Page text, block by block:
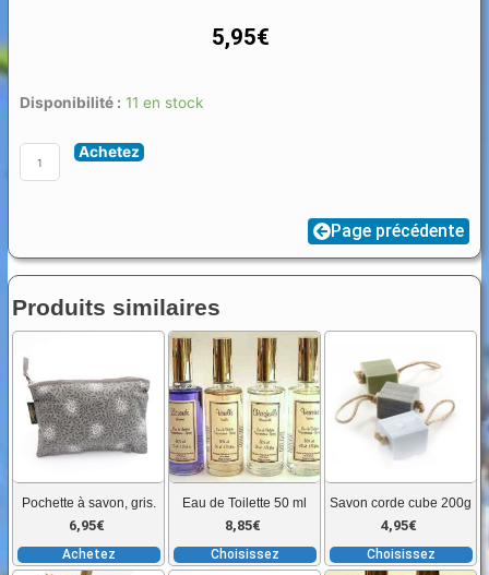
5,95€
Disponibilité : 11 en stock
quantité
Savons
d'invité
Achetez
Page précédente
Produits similaires
Pochette à savon, gris.
6,95€
Achetez
Eau de Toilette 50 ml
8,85€
Choisissez
produit
a
plusieurs
variations.
Les
options
être
Savon corde cube 200g
4,95€
Choisissez